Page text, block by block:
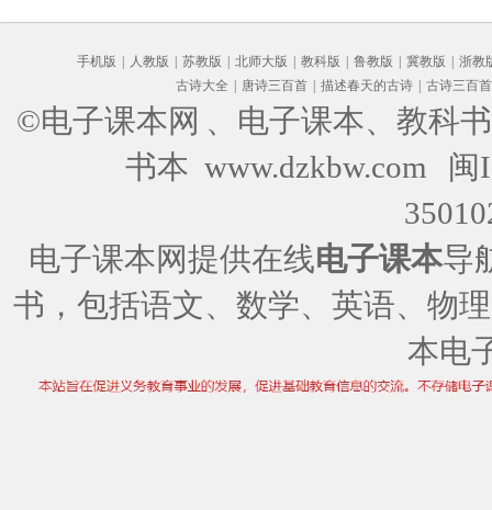
手机版 人教版 苏教版 北师大版 教科版 鲁教版 冀教版
浙教
古诗大全
唐诗三百首 描述春天的古诗 古诗三百首
©电子课本网 、电子课本、教科
书本 www.dzkbw.com
闽
电子课本网提供在线电子课本导
书，包括语文、数学、英语、物
本电